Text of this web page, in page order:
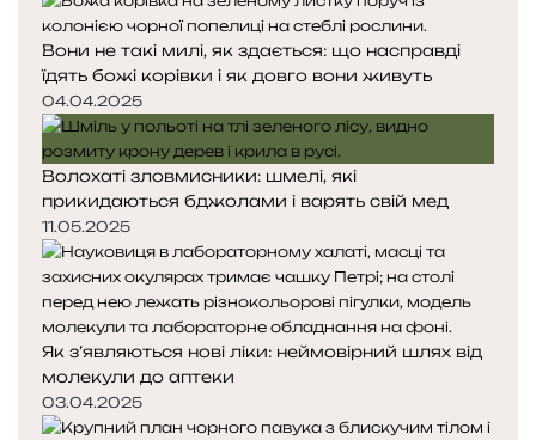
і
н
к
а
і
н
к
а
Вони не такі милі, як здається: що насправді
їдять божі корівки і як довго вони живуть
04.04.2025
Волохаті зловмисники: шмелі, які
прикидаються бджолами і варять свій мед
11.05.2025
Як з’являються нові ліки: неймовірний шлях від
молекули до аптеки
03.04.2025